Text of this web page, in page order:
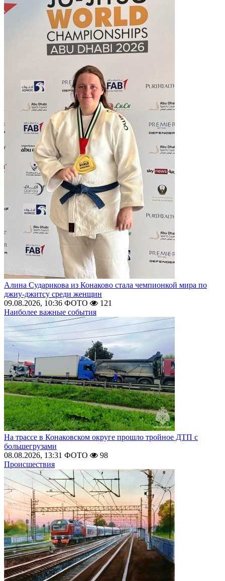
Алина Сударикова из Конаково стала чемпионкой мира по
джиу-джитсу среди женщин
09.08.2026, 10:36 ФОТО
121
Наиболее важные события
На трассе в Конаковском округе прошло тройное ДТП с
большегрузами
08.08.2026, 13:31 ФОТО
98
Происшествия